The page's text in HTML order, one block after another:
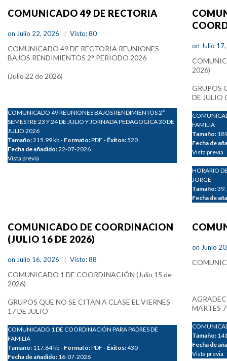
COMUNICADO 49 DE RECTORIA
on Julio 22, 2026 Visto: 80
COMUNICADO 49 DE RECTORIA REUNIONES
BAJOS RENDIMIENTOS 2° PERIODO 2026
(Julio 22 de 2026)
COMUNICADO 49 REUNIONES BAJOS RENDIMIENTOS 2°
SEMESTRE 23 Y 24 DE JULIO Y JORNADA PEDAGOGICA 30 DE
JULIO 2026
Tamaño:215.99 kb - Formato:PDF - Éxitos:520
Fecha de añadido:22-07-2026
Vista previa
on Julio
2026)
GRUPOS
DE JULIO
FAMILIA
Tamaño:
Fecha de
Vista previa
HORARIO
JORGE
Tamaño:
Fecha de
COMUNICADO DE COORDINACION
(JULIO 16 DE 2026)
on Julio 16, 2026 Visto: 88
COMUNICADO 1 DE COORDINACIÓN (Julio 15 de
2026)
GRUPOS QUE NO SE CITAN A CLASE EL VIERNES
17 DE JULIO
COMUNICADO 1 DE COORDINACIÓN PARA PADRES DE
FAMILIA
Tamaño: 117.64 kb - Formato:PDF - Éxitos:430
Fecha de añadido: 16-07-2026
on Junio
MARTES
Tamaño:
Fecha de
Vista previa